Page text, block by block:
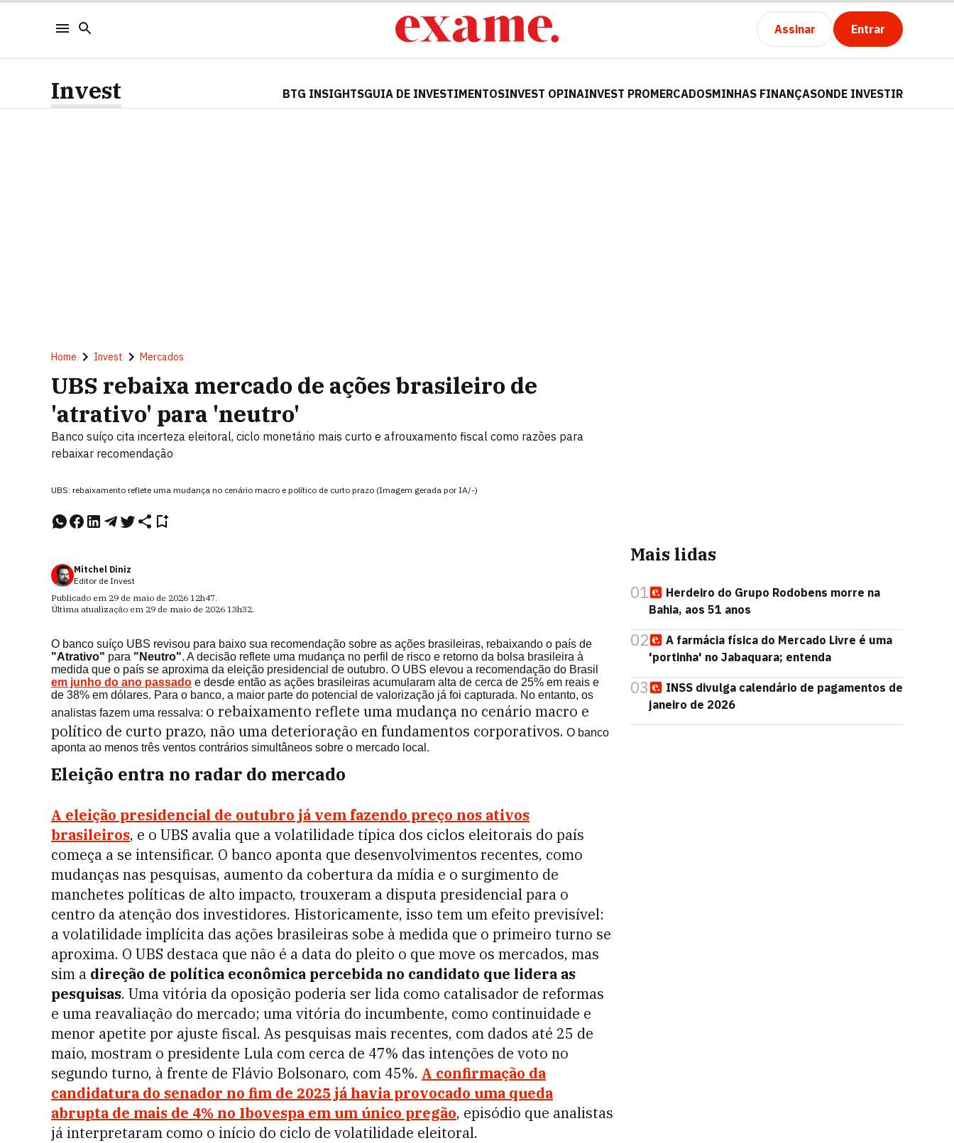
Assinar Entrar
Invest BTG INSIGHTSGUIA DE INVESTIMENTOSINVEST OPINAINVEST PROMERCADOSMINHAS FINANÇASONDE INVESTIR
Home Invest Mercados
UBS rebaixa mercado de ações brasileiro de
'atrativo' para 'neutro'
Banco suíço cita incerteza eleitoral, ciclo monetário mais curto e afrouxamento fiscal como razões para
rebaixar recomendação
UBS: rebaixamento reflete uma mudança no cenário macro e político de curto prazo (Imagem gerada por IA/-)
Mitchel Diniz
Editor de Invest
Publicado em 29 de maio de 2026 12h47.
Última atualização em 29 de maio de 2026 13h32.
O banco suíço UBS revisou para baixo sua recomendação sobre as ações brasileiras, rebaixando o país de
"Atrativo" para "Neutro". A decisão reflete uma mudança no perfil de risco e retorno da bolsa brasileira à
medida que o país se aproxima da eleição presidencial de outubro. O UBS elevou a recomendação do Brasil
em junho do ano passado e desde então as ações brasileiras acumularam alta de cerca de 25% em reais e
de 38% em dólares. Para o banco, a maior parte do potencial de valorização já foi capturada. No entanto, os
analistas fazem uma ressalva: o rebaixamento reflete uma mudança no cenário macro e
político de curto prazo, não uma deterioração en fundamentos corporativos. O banco
aponta ao menos três ventos contrários simultâneos sobre o mercado local.
Eleição entra no radar do mercado
A eleição presidencial de outubro já vem fazendo preço nos ativos
brasileiros, e o UBS avalia que a volatilidade típica dos ciclos eleitorais do país
começa a se intensificar. O banco aponta que desenvolvimentos recentes, como
mudanças nas pesquisas, aumento da cobertura da mídia e o surgimento de
manchetes políticas de alto impacto, trouxeram a disputa presidencial para o
centro da atenção dos investidores. Historicamente, isso tem um efeito previsível:
a volatilidade implícita das ações brasileiras sobe à medida que o primeiro turno se
aproxima. O UBS destaca que não é a data do pleito o que move os mercados, mas
sim a direção de política econômica percebida no candidato que lidera as
pesquisas. Uma vitória da oposição poderia ser lida como catalisador de reformas
e uma reavaliação do mercado; uma vitória do incumbente, como continuidade e
menor apetite por ajuste fiscal. As pesquisas mais recentes, com dados até 25 de
maio, mostram o presidente Lula com cerca de 47% das intenções de voto no
segundo turno, à frente de Flávio Bolsonaro, com 45%. A confirmação da
candidatura do senador no fim de 2025 já havia provocado uma queda
abrupta de mais de 4% no Ibovespa em um único pregão, episódio que analistas
já interpretaram como o início do ciclo de volatilidade eleitoral.
Mais lidas
01
Herdeiro do Grupo Rodobens morre na
Bahia, aos 51 anos
02
A farmácia física do Mercado Livre é uma
'portinha' no Jabaquara; entenda
03
INSS divulga calendário de pagamentos de
janeiro de 2026